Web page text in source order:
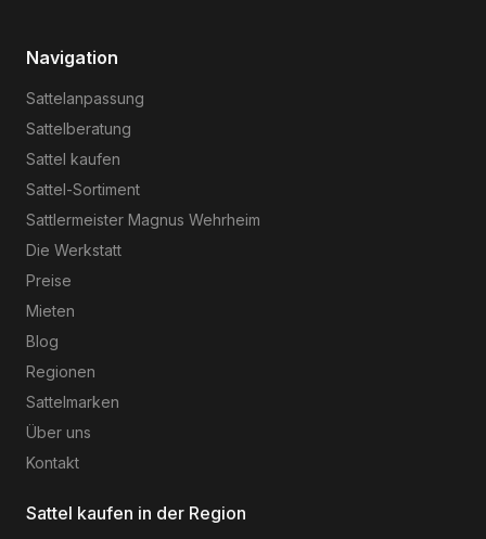
Navigation
Sattelanpassung
Sattelberatung
Sattel kaufen
Sattel-Sortiment
Sattlermeister Magnus Wehrheim
Die Werkstatt
Preise
Mieten
Blog
Regionen
Sattelmarken
Über uns
Kontakt
Sattel kaufen in der Region